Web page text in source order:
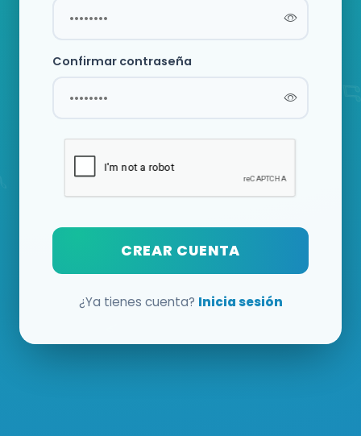
Confirmar contraseña
CREAR CUENTA
¿Ya tienes cuenta? Inicia sesión